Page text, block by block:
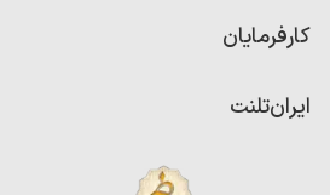
امتیاز شرکت‌ها
کاردیکس
کارفرمایان
ایران‌تلنت